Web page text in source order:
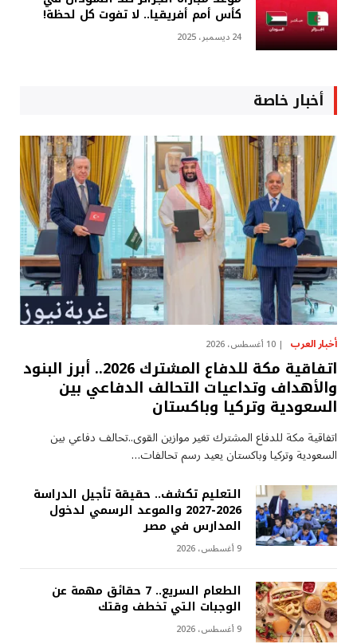
كأس أمم أفريقيا.. لا تفوت كل لحظة!
24 ديسمبر، 2025
أخبار خاصة
أخبار العرب 10 أغسطس، 2026
اتفاقية مكة للدفاع المشترك 2026.. أبرز البنود
والأهداف وتداعيات التحالف الدفاعي بين
السعودية وتركيا وباكستان
اتفاقية مكة للدفاع المشترك تغير موازين القوى..تحالف دفاعي بين
السعودية وتركيا وباكستان يعيد رسم تحالفات…
التعليم تكشف.. حقيقة تأجيل الدراسة
2026-2027 والموعد الرسمي لدخول
المدارس في مصر
9 أغسطس، 2026
الطعام السريع.. 7 حقائق مهمة عن
الوجبات التي تخطف وقتك
9 أغسطس، 2026